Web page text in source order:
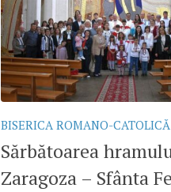
BISERICA ROMANO-CATOLICĂ
Sărbătoarea
Zaragoza – Sfânta